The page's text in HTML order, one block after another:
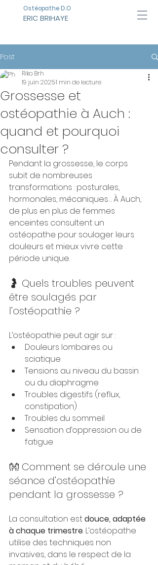
ERIC BRIHAYE
Ostéopathe D.O
Post
Grossesse et
ostéopathie à Auch :
quand et pourquoi
consulter ?
Riko Brh
19 juin 20251 min de lecture
Pendant la grossesse, le corps
subit de nombreuses
transformations : posturales,
hormonales, mécaniques… À Auch,
de plus en plus de femmes
enceintes consultent un
ostéopathe pour soulager leurs
douleurs et mieux vivre cette
période unique.
🤰 Quels troubles peuvent
être soulagés par
l’ostéopathie ?
L’ostéopathie peut agir sur :
Douleurs lombaires ou
sciatique
Tensions au niveau du bassin
ou du diaphragme
Troubles digestifs (reflux,
constipation)
Troubles du sommeil
Sensation d’oppression ou de
fatigue
👐 Comment se déroule une
séance d’ostéopathie
pendant la grossesse ?
La consultation est douce, adaptée
à chaque trimestre. L’ostéopathe
utilise des techniques non
invasives, dans le respect de la